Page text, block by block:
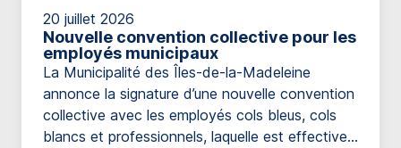
20 juillet 2026
Nouvelle convention collective pour les
employés municipaux
La Municipalité des Îles-de-la-Madeleine
annonce la signature d’une nouvelle convention
collective avec les employés cols bleus, cols
blancs et professionnels, laquelle est effective